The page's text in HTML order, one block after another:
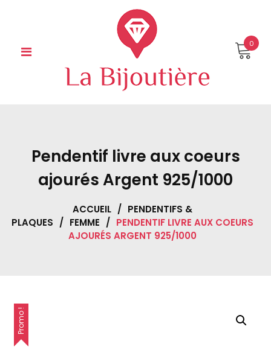
0
Pendentif livre aux coeurs
ajourés Argent 925/1000
ACCUEIL / PENDENTIFS &
PLAQUES / FEMME / PENDENTIF LIVRE AUX COEURS
AJOURÉS ARGENT 925/1000
Promo !